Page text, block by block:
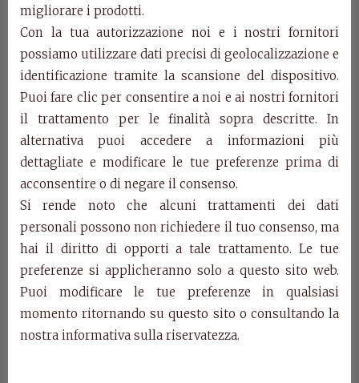
Art. 5102
COMÓ 4 CASSETTI
Cm L. L. 90 – P. 43 – H. 81
Categorie:Collezione Classico Italiano Prodotti
Prodotti della stessa categoria
migliorare i prodotti.
Con la tua autorizzazione noi e i nostri fornitori
possiamo utilizzare dati precisi di geolocalizzazione e
identificazione tramite la scansione del dispositivo.
Puoi fare clic per consentire a noi e ai nostri fornitori
il trattamento per le finalità sopra descritte. In
alternativa puoi accedere a informazioni più
dettagliate e modificare le tue preferenze prima di
acconsentire o di negare il consenso.
Si rende noto che alcuni trattamenti dei dati
personali possono non richiedere il tuo consenso, ma
hai il diritto di opporti a tale trattamento. Le tue
preferenze si applicheranno solo a questo sito web.
Puoi modificare le tue preferenze in qualsiasi
momento ritornando su questo sito o consultando la
nostra informativa sulla riservatezza.